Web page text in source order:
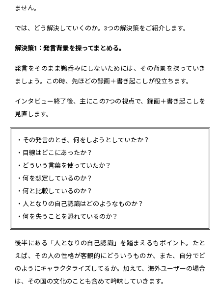
ません。
では、どう解決していくのか。3つの解決策をご紹介します。
解決策1：発言背景を探ってまとめる。
発言をそのまま鵜呑みにしないためには、その背景を探っていき
ましょう。この時、先ほどの録画＋書き起こしが役立ちます。
インタビュー終了後、主にこの7つの視点で、録画＋書き起こしを
見直します。
・その発言のとき、何をしようとしていたか？
・目線はどこにあったか？
・どういう言葉を使っていたか？
・何を想定しているのか？
・何と比較しているのか？
・人となりの自己認識はどのようなものか？
・何を失うことを恐れているのか？
後半にある「人となりの自己認識」を踏まえるもポイント。たと
えば、その人の性格が客観的にどういうものか、また、自分でど
のようにキャラクタライズしてるか。加えて、海外ユーザーの場合
は、その国の文化のことも含めて吟味していきます。